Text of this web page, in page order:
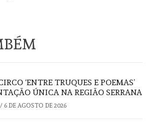
‘ENTRE TRUQUES E POEMAS’
ÚNICA NA REGIÃO SERRANA
/ 6 DE AGOSTO DE 2026